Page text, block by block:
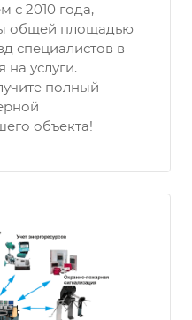
с 2010 года,
общей площадью
специалистов в
на услуги.
полный
объекта!